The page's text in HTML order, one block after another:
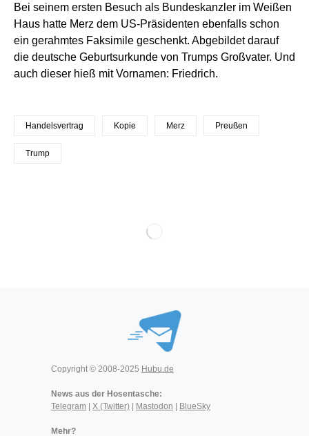
Bei seinem ersten Besuch als Bundeskanzler im Weißen
Haus hatte Merz dem US-Präsidenten ebenfalls schon
ein gerahmtes Faksimile geschenkt. Abgebildet darauf
die deutsche Geburtsurkunde von Trumps Großvater. Und
auch dieser hieß mit Vornamen: Friedrich.
Handelsvertrag Kopie Merz Preußen
Trump
Copyright © 2008-2025 Hubu.de
News aus der Hosentasche:
Telegram
X (Twitter) Mastodon BlueSky
Mehr?